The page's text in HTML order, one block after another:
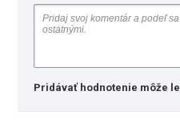
Pridávať hodnotenie môže